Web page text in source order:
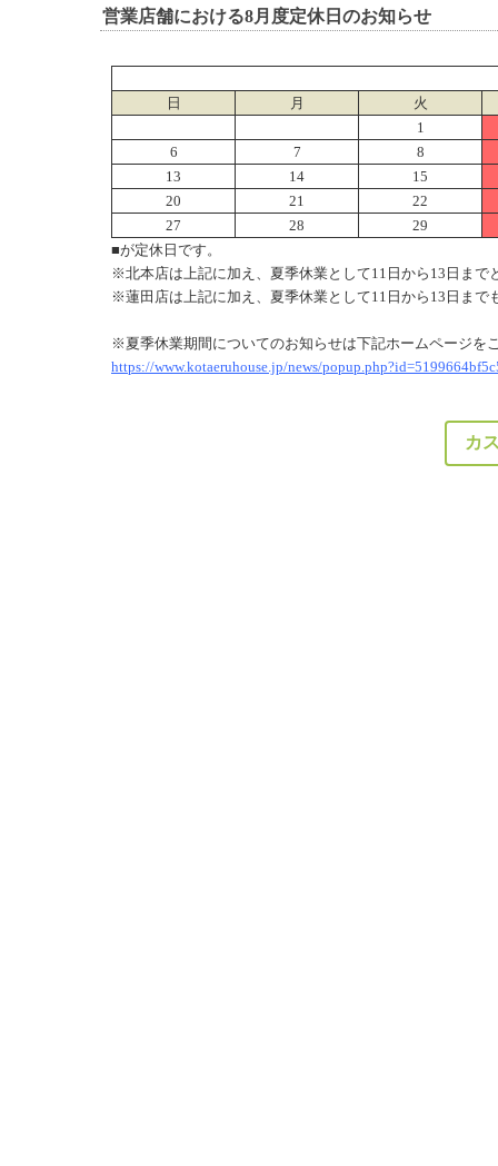
営業店舗における8月度定休日のお知らせ
日 月
火
1
6
7
8
13
14
15
20
21
22
27
28
29
■が定休日です。
※北本店は上記に加え、夏季休業として11日から13日まで
※蓮田店は上記に加え、夏季休業として11日から13日まで
※夏季休業期間についてのお知らせは下記ホームページを
https://www.kotaeruhouse.jp/news/
カ